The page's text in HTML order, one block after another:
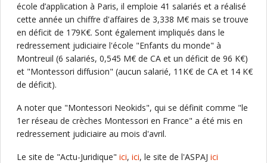
école d’application à Paris, il emploie 41 salariés et a réalisé
cette année un chiffre d'affaires de 3,338 M€ mais se trouve
en déficit de 179K€. Sont également impliqués dans le
redressement judiciaire l'école "Enfants du monde" à
Montreuil (6 salariés, 0,545 M€ de CA et un déficit de 96 K€)
et "Montessori diffusion" (aucun salarié, 11K€ de CA et 14 K€
de déficit).
A noter que "Montessori Neokids", qui se définit comme "le
1er réseau de crèches Montessori en France" a été mis en
redressement judiciaire au mois d'avril.
Le site de "Actu-Juridique" ici, ici, le site de l'ASPAJ ici